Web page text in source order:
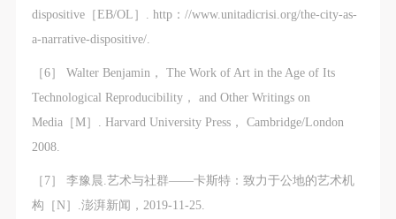
dispositive［EB/OL］. http：//www.unitadicrisi.org/the-city-as-
a-narrative-dispositive/.
［6］ Walter Benjamin， The Work of Art in the Age of Its
Technological Reproducibility， and Other Writings on
Media［M］. Harvard University Press， Cambridge/London
2008.
［7］ 李豫晨.艺术与社群——卡斯特：致力于公地的艺术机
构［N］.澎湃新闻，2019-11-25.